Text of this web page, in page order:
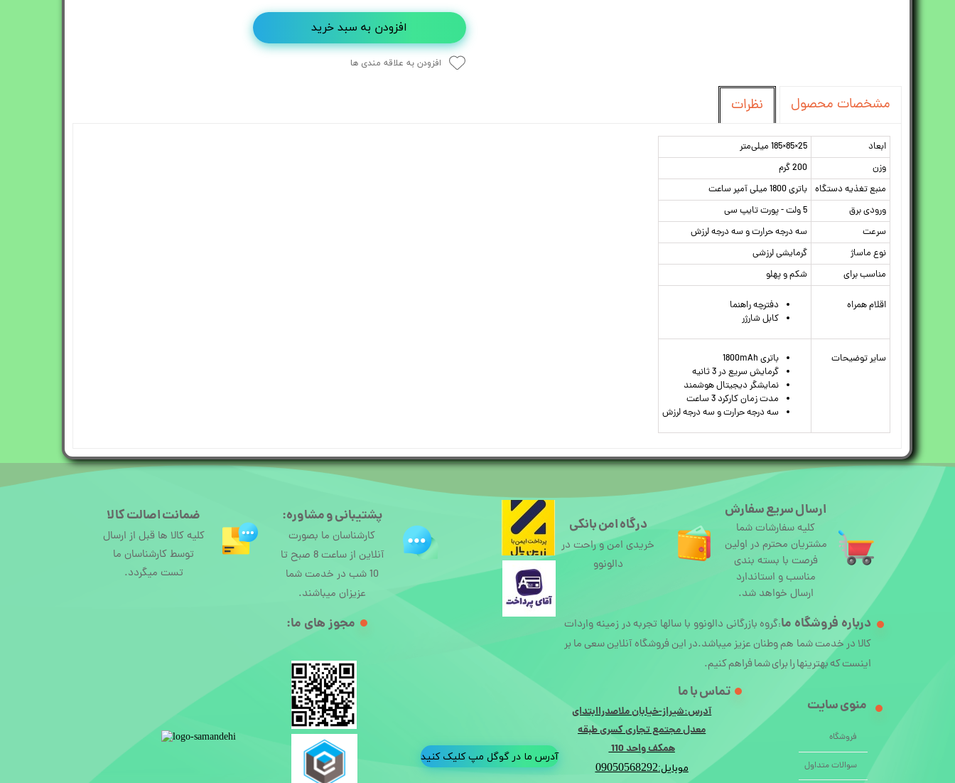
افزودن به سبد خرید
افزودن به علاقه مندی ها
مشخصات محصول نظرات
ابعاد
25×85×185 میلی‌متر
وزن
200 گرم
منبع تغذیه دستگاه باتری 1800 میلی آمپر ساعت
ورودی برق
5 ولت - پورت تایپ سی
سرعت
سه درجه حرارت و سه درجه لرزش
نوع ماساژ
گرمایشی لرزشی
مناسب برای
شکم و پهلو
اقلام همراه
دفترچه راهنما
کابل شارژر
سایر توضیحات
باتری 1800mAh
گرمایش سریع در 3 ثانیه
نمایشگر دیجیتال هوشمند
مدت زمان کارکرد 3 ساعت
سه درجه حرارت و سه درجه لرزش
ارسال سریع سفارش
کلیه سفارشات شما
مشتریان محترم در اولین
فرصت با بسته بندی
مناسب و استاندارد
ارسال خواهد شد.
درباره فروشگاه ما:گروه بازرگانی دالونوو با سالها تجربه در زمینه واردات
کالا در خدمت شما هم وطنان عزیز میباشد.در این فروشگاه آنلاین سعی ما بر
اینست که بهترینها را برای شما فراهم کنیم.
فروشگاه
سوالات متداول
منوی سایت
تماس با ما
آدرس:شیراز-خیابان ملاصدراابتدای
معدل مجتمع تجاری کسری طبقه
همکف واحد 110
موبایل:09050568292
درگاه امن بانکی
خریدی امن و راحت در
دالونوو
پشتیبانی و مشاوره:
کارشناسان ما بصورت
آنلاین از ساعت 8 صبح تا
10 شب در خدمت شما
عزیزان میباشند.
ضمانت اصالت کالا
کلیه کالا ها قبل از ارسال
توسط کارشناسان ما
تست میگردد.
مجوز های ما:​
آدرس ما در گوگل مپ کلیک کنید